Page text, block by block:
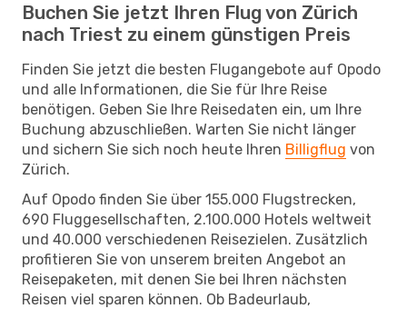
Buchen Sie jetzt Ihren Flug von Zürich
nach Triest zu einem günstigen Preis
Finden Sie jetzt die besten Flugangebote auf Opodo
und alle Informationen, die Sie für Ihre Reise
benötigen. Geben Sie Ihre Reisedaten ein, um Ihre
Buchung abzuschließen. Warten Sie nicht länger
und sichern Sie sich noch heute Ihren Billigflug von
Zürich.
Auf Opodo finden Sie über 155.000 Flugstrecken,
690 Fluggesellschaften, 2.100.000 Hotels weltweit
und 40.000 verschiedenen Reisezielen. Zusätzlich
profitieren Sie von unserem breiten Angebot an
Reisepaketen, mit denen Sie bei Ihren nächsten
Reisen viel sparen können. Ob Badeurlaub,